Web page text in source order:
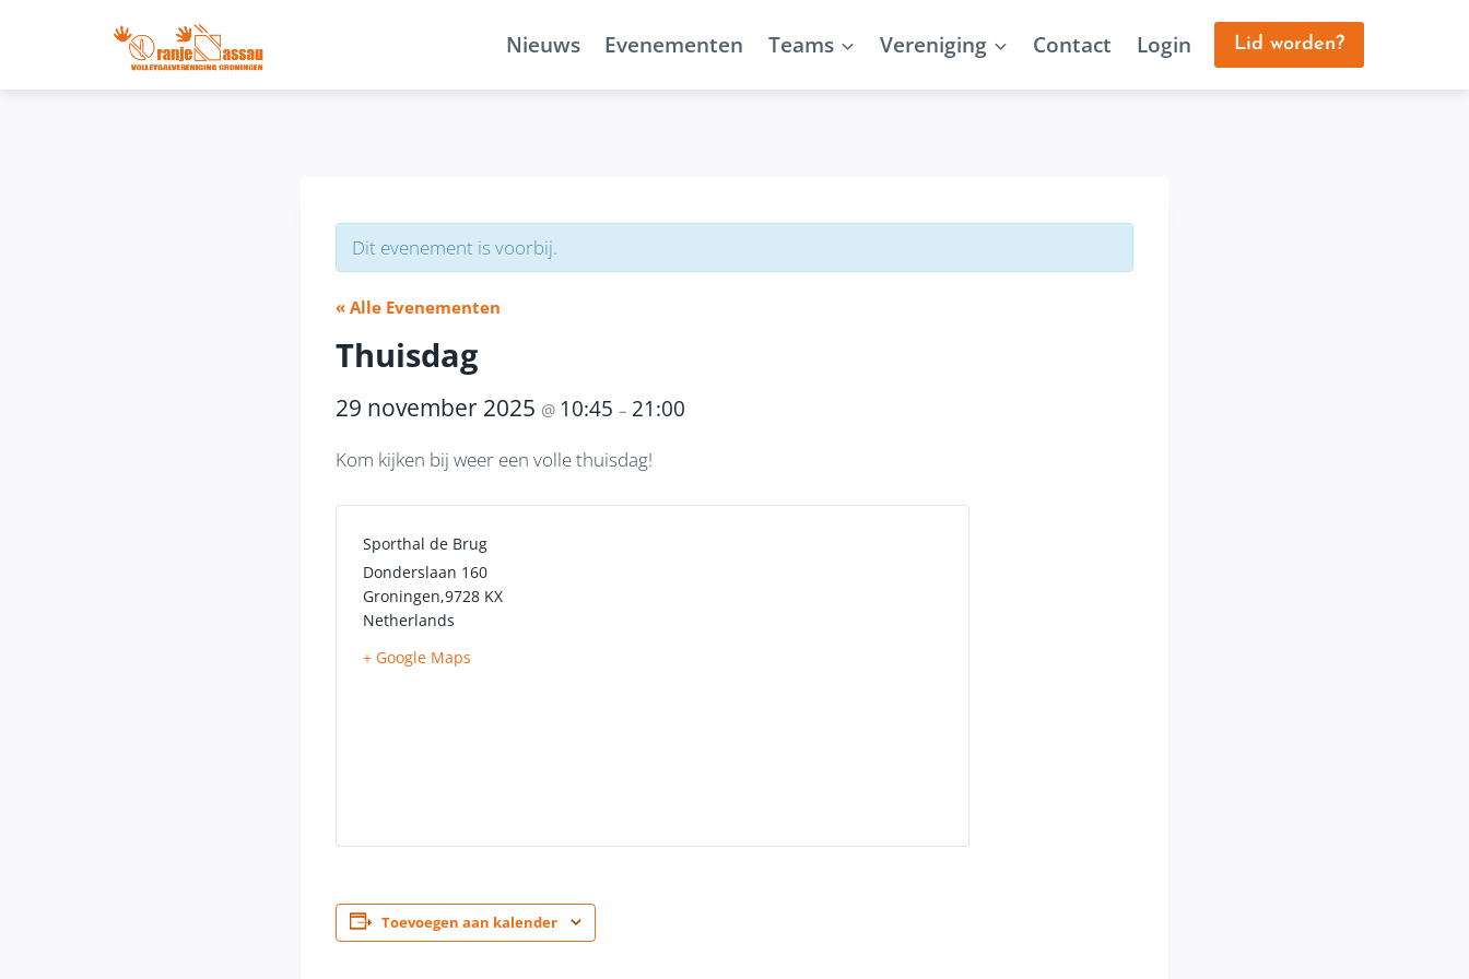
Nieuws Evenementen Teams Vereniging Contact Login Lid worden?
Dit evenement is voorbij.
« Alle Evenementen
Thuisdag
29 november 2025 @ 10:45 – 21:00
Kom kijken bij weer een volle thuisdag!
Sporthal de Brug
Donderslaan 160
Groningen,9728 KX
Netherlands
+ Google Maps
Toevoegen aan kalender